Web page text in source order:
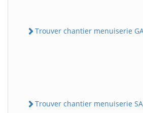
Trouver chantier menuiserie
Trouver chantier menuiserie